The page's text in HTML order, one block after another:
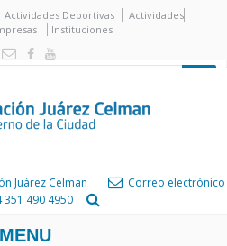
Actividades Deportivas
Actividades
Instituciones
Juárez Celman
Correo electrónico
351 490 4950
MENU